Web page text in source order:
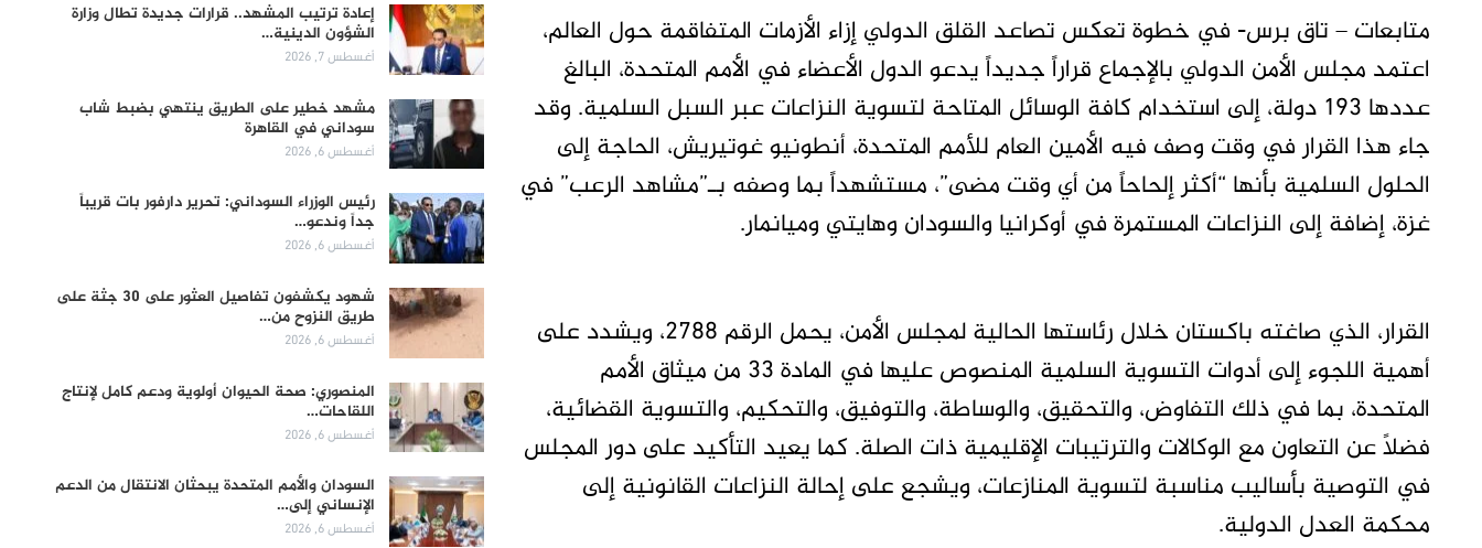
متابعات – تاق برس- في خطوة تعكس تصاعد القلق الدولي إزاء الأزمات المتفاقمة حول العالم،
اعتمد مجلس الأمن الدولي بالإجماع قراراً جديداً يدعو الدول الأعضاء في الأمم المتحدة، البالغ
عددها 193 دولة، إلى استخدام كافة الوسائل المتاحة لتسوية النزاعات عبر السبل السلمية. وقد
جاء هذا القرار في وقت وصف فيه الأمين العام للأمم المتحدة، أنطونيو غوتيريش، الحاجة إلى
الحلول السلمية بأنها “أكثر إلحاحاً من أي وقت مضى”، مستشهداً بما وصفه بـ”مشاهد الرعب” في
غزة، إضافة إلى النزاعات المستمرة في أوكرانيا والسودان وهايتي وميانمار.
القرار، الذي صاغته باكستان خلال رئاستها الحالية لمجلس الأمن، يحمل الرقم 2788، ويشدد على
أهمية اللجوء إلى أدوات التسوية السلمية المنصوص عليها في المادة 33 من ميثاق الأمم
المتحدة، بما في ذلك التفاوض، والتحقيق، والوساطة، والتوفيق، والتحكيم، والتسوية القضائية،
فضلاً عن التعاون مع الوكالات والترتيبات الإقليمية ذات الصلة. كما يعيد التأكيد على دور المجلس
في التوصية بأساليب مناسبة لتسوية المنازعات، ويشجع على إحالة النزاعات القانونية إلى
محكمة العدل الدولية.
إعادة ترتيب المشهد.. قرارات جديدة تطال وزارة
الشؤون الدينية…
أغسطس 7, 2026
مشهد خطير على الطريق ينتهي بضبط شاب
سوداني في القاهرة
أغسطس 6, 2026
رئيس الوزراء السوداني: تحرير دارفور بات قريباً
جداً وندعو…
أغسطس 6, 2026
شهود يكشفون تفاصيل العثور على 30 جثة على
طريق النزوح من…
أغسطس 6, 2026
المنصوري: صحة الحيوان أولوية ودعم كامل لإنتاج
اللقاحات…
أغسطس 6, 2026
السودان والأمم المتحدة يبحثان الانتقال من الدعم
الإنساني إلى…
أغسطس 6, 2026